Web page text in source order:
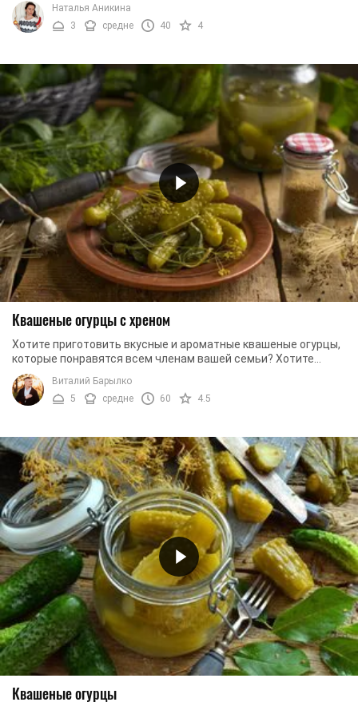
Наталья Аникина
3
средне 40 4
Квашеные огурцы с хреном
Хотите приготовить вкусные и ароматные квашеные огурцы,
которые понравятся всем членам вашей семьи? Хотите
найти проверенный рецепт квашеных огурцов, ...
Виталий Барылко
5
средне 60 4.5
Квашеные огурцы